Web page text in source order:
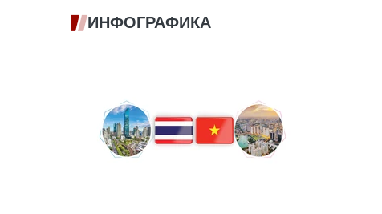
ИНФОГРАФИКА